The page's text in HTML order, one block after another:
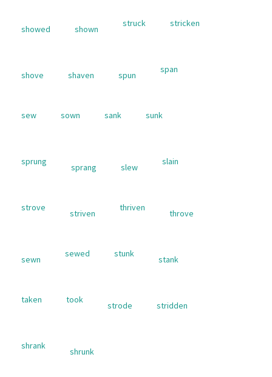
showed shown
struck stricken
shove shaven spun
span
sew sown sank sunk
sprung
sprang slew
slain
strove
striven
thriven
throve
sewn
sewed stunk
stank
taken took
strode stridden
shrank
shrunk